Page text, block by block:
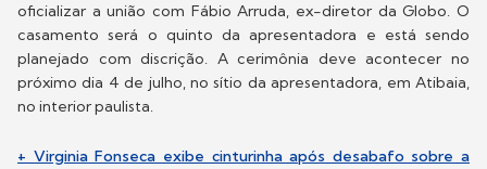
oficializar a união com Fábio Arruda, ex-diretor da Globo. O
casamento será o quinto da apresentadora e está sendo
planejado com discrição. A cerimônia deve acontecer no
próximo dia 4 de julho, no sítio da apresentadora, em Atibaia,
no interior paulista.
+ Virginia Fonseca exibe cinturinha após desabafo sobre a